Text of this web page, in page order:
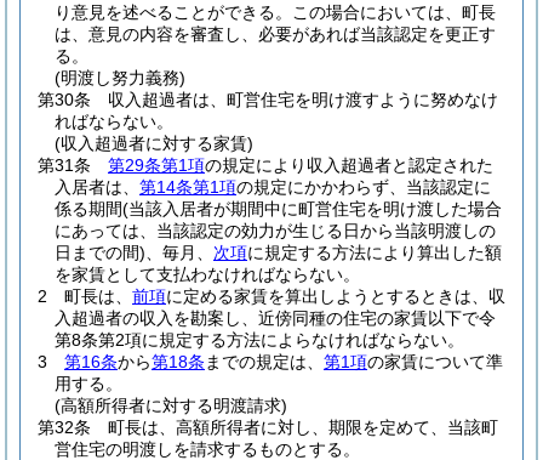
り意見を述べることができる。
この場合においては、町長
は、意見の内容を審査し、必要があれば当該認定を更正す
る。
(明渡し努力義務)
第30条
収入超過者は、町営住宅を明け渡すように努めなけ
ればならない。
(収入超過者に対する家賃)
第31条
第29条第1項の規定により収入超過者と認定された
入居者は、 第14条第1項の規定にかかわらず、当該認定に
係る期間(当該入居者が期間中に町営住宅を明け渡した場合
にあっては、当該認定の効力が生じる日から当該明渡しの
日までの間) 、毎月、 次項に規定する方法により算出した額
を家賃として支払わなければならない。
2
町長は、 前項に定める家賃を算出しようとするときは、収
入超過者の収入を勘案し、近傍同種の住宅の家賃以下で令
第8条第2項に規定する方法によらなければならない。
3
第16条から第18条 までの規定は、 第1項の家賃について準
用する。
(高額所得者に対する明渡請求)
第32条
町長は、高額所得者に対し、期限を定めて、当該町
営住宅の明渡しを請求するものとする。